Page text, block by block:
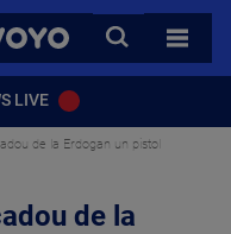
VOYO
CAUTA
TOATE
LIVE
de la Erdogan un pistol
de la